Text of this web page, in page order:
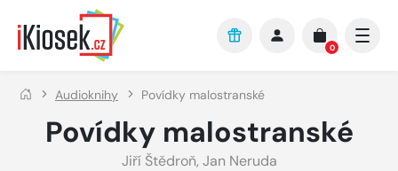
Přejít na hlavní obsah
0
Audioknihy Povídky malostranské
Povídky malostranské
Jiří Štědroň, Jan Neruda